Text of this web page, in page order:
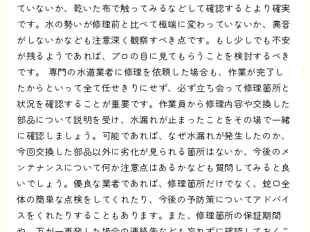
ていないか、乾いた布で触ってみるなどして確認するとより確実
です。水の勢いが修理前と比べて極端に変わっていないか、異音
がしないかなども注意深く観察すべき点です。もし少しでも不安
が残るようであれば、プロの目に見てもらうことを検討するべき
です。 専門の水道業者に修理を依頼した場合も、作業が完了し
たからといって全て任せきりにせず、必ず立ち会って修理箇所と
状況を確認することが重要です。作業員から修理内容や交換した
部品について説明を受け、水漏れが止まったことをその場で一緒
に確認しましょう。可能であれば、なぜ水漏れが発生したのか、
今回交換した部品以外に劣化が見られる箇所はないか、今後のメ
ンテナンスについて何か注意点はあるかなども質問してみると良
いでしょう。優良な業者であれば、修理箇所だけでなく、蛇口全
体の簡単な点検をしてくれたり、今後の予防策についてアドバイ
スをくれたりすることもあります。また、修理箇所の保証期間